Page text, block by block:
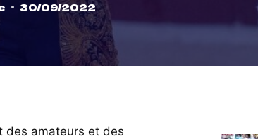
30/09/2022
des amateurs et des